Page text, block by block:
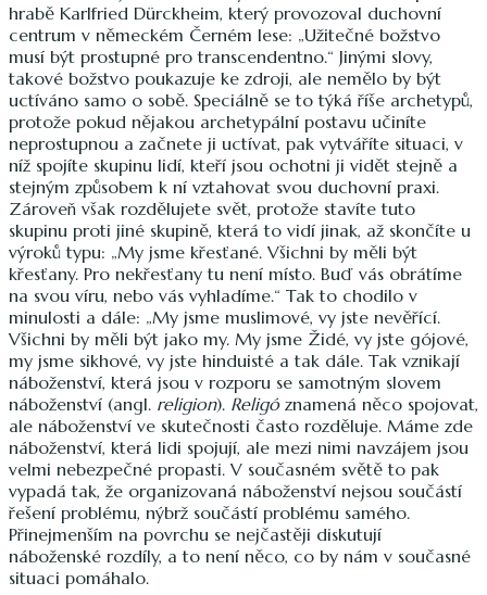
hrabě Karlfried Dürckheim, který provozoval duchovní
centrum v německém Černém lese: „Užitečné božstvo
musí být prostupné pro transcendentno.“ Jinými slovy,
takové božstvo poukazuje ke zdroji, ale nemělo by být
uctíváno samo o sobě. Speciálně se to týká říše archetypů,
protože pokud nějakou archetypální postavu učiníte
neprostupnou a začnete ji uctívat, pak vytváříte situaci, v
níž spojíte skupinu lidí, kteří jsou ochotni ji vidět stejně a
stejným způsobem k ní vztahovat svou duchovní praxi.
Zároveň však rozdělujete svět, protože stavíte tuto
skupinu proti jiné skupině, která to vidí jinak, až skončíte u
výroků typu: „My jsme křesťané. Všichni by měli být
křesťany. Pro nekřesťany tu není místo. Buď vás obrátíme
na svou víru, nebo vás vyhladíme.“ Tak to chodilo v
minulosti a dále: „My jsme muslimové, vy jste nevěřící.
Všichni by měli být jako my. My jsme Židé, vy jste gójové,
my jsme sikhové, vy jste hinduisté a tak dále. Tak vznikají
náboženství, která jsou v rozporu se samotným slovem
náboženství (angl. religion). Religóznamená něco spojovat,
ale náboženství ve skutečnosti často rozděluje. Máme zde
náboženství, která lidi spojují, ale mezi nimi navzájem jsou
velmi nebezpečné propasti. V současném světě to pak
vypadá tak, že organizovaná náboženství nejsou součástí
řešení problému, nýbrž součástí problému samého.
Přinejmenším na povrchu se nejčastěji diskutují
náboženské rozdíly, a to není něco, co by nám v současné
situaci pomáhalo.